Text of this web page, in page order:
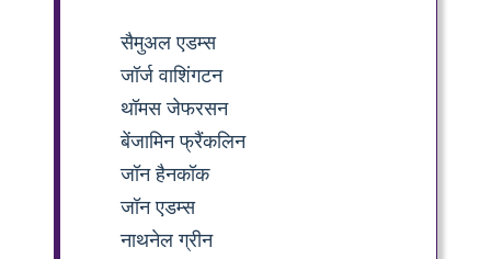
सैमुअल एडम्स
जॉर्ज वाशिंगटन
थॉमस जेफरसन
बेंजामिन फ्रैंकलिन
जॉन हैनकॉक
जॉन एडम्स
नाथनेल ग्रीन